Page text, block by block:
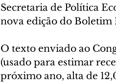
Secretaria de Política
nova edição do Boletim
O texto enviado ao
(usado para estimar
próximo ano, alta de